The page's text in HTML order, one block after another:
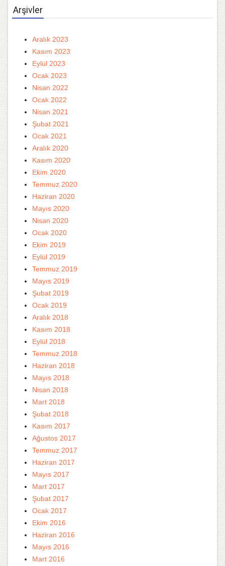
Arşivler
Aralık 2023
Kasım 2023
Eylül 2023
Ocak 2023
Nisan 2022
Ocak 2022
Nisan 2021
Şubat 2021
Ocak 2021
Aralık 2020
Kasım 2020
Ekim 2020
Temmuz 2020
Haziran 2020
Mayıs 2020
Nisan 2020
Ocak 2020
Ekim 2019
Eylül 2019
Temmuz 2019
Mayıs 2019
Şubat 2019
Ocak 2019
Aralık 2018
Kasım 2018
Eylül 2018
Temmuz 2018
Haziran 2018
Mayıs 2018
Nisan 2018
Mart 2018
Şubat 2018
Kasım 2017
Ağustos 2017
Temmuz 2017
Haziran 2017
Mayıs 2017
Mart 2017
Şubat 2017
Ocak 2017
Ekim 2016
Haziran 2016
Mayıs 2016
Mart 2016